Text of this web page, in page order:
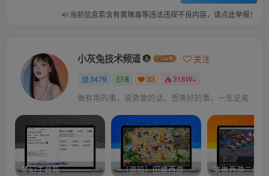
当前信息若含有黄赌毒等违法违规不良内容，请点此举报！
小灰兔技术频道 关注
3479 8 33 318W+
做有用的事，说勇敢的话，想美好的事，一生足矣
梦幻工具箱————-免费 –（源码）田螺西游9.0 假人摆摊18门派飞升渡劫化圣助战最新BB谛听…. 笑傲西游二版-